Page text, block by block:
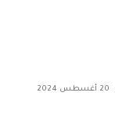
20 أغسطس 2024